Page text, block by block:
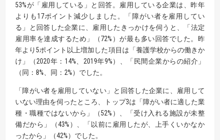
53%が「雇用している」と回答。雇用している企業は、昨年
よりも17ポイント減少しました。「障がい者を雇用してい
る」と回答した企業に、雇用したきっかけを伺うと、「法定
雇用率を達成するため」（72%）が最も多い回答でした。昨
年より5ポイント以上増加した項目は「養護学校からの働きか
け」（2020年：14%、2019年9%）、「民間企業からの紹介」
（同：8%、同：2%）でした。
「障がい者を雇用していない」と回答した企業に、雇用して
いない理由を伺ったところ、トップ3は「障がい者に適した業
種・職種ではないから」（52%）、「受け入れる施設が未整
備だから」（43%）、「以前に雇用したが、上手くいかなか
ったから」（42%）でした。